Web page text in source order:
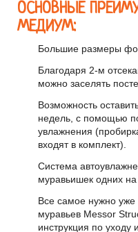
ОСНОВНЫЕ
МЕДИУМ:
Большие размеры
Благодаря 2-м
можно заселять
Возможность
недель, с помощью
увлажнения
входят в комплект).
Система
муравьишек одних на
Все самое нужно уже
муравьев Messor
инструкция по уходу